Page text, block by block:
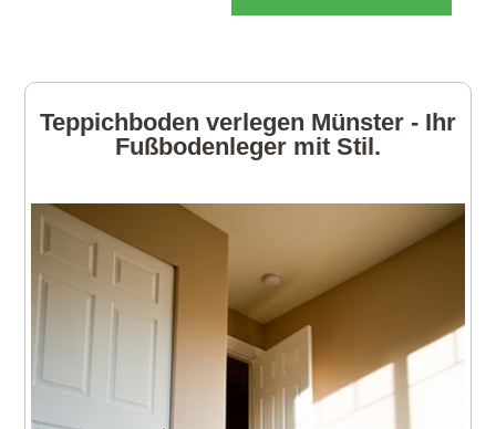
Teppichboden verlegen Münster - Ihr
Fußbodenleger mit Stil.